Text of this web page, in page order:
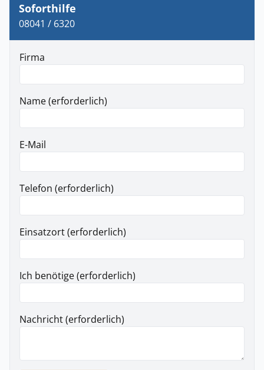
Soforthilfe
08041 / 6320
Firma
Name (erforderlich)
E-Mail
Telefon (erforderlich)
Einsatzort (erforderlich)
Ich benötige (erforderlich)
Nachricht (erforderlich)